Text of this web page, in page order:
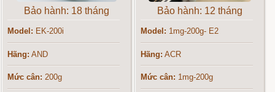
Bảo hành: 18 tháng
Model: EK-200i
Hãng: AND
Mức cân: 200g
Bảo hành: 12 tháng
Model: 1mg-200g- E2
Hãng: ACR
Mức cân: 1mg-200g